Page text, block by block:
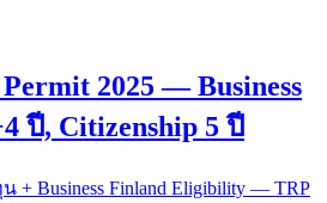
2025 — Business
ปี, Citizenship 5 ปี
+ Business Finland Eligibility — TRP